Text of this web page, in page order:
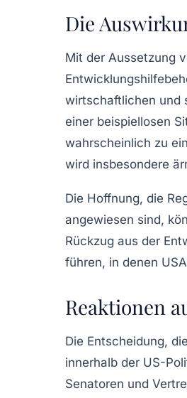
Die
Mit der Aussetzung
wirtschaftlichen und
einer beispiellosen
wahrscheinlich zu
wird insbesondere
Die Hoffnung, die
angewiesen sind,
Rückzug aus der
führen, in denen
Reaktionen
Die Entscheidung,
innerhalb der US-
Senatoren und